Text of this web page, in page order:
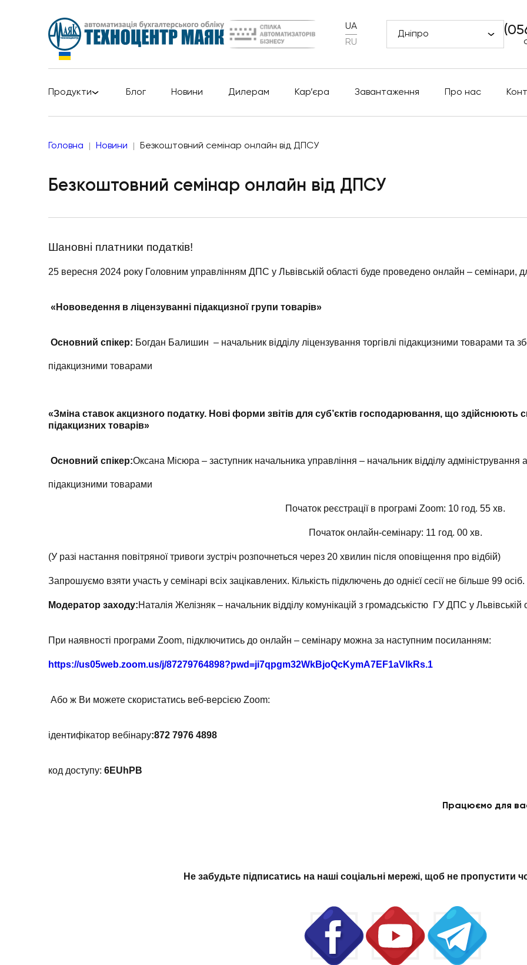
UA
RU
Дніпро
Продукти Блог Новини Дилерам Кар’єра Завантаження Про нас
Головна Новини Безкоштовний семінар онлайн від ДПСУ
Безкоштовний семінар онлайн від ДПСУ
Шановні платники податків!
25 вересня 2024 року Головним управлінням ДПС у Львівській області буде проведено онлайн – семінари,
«Нововедення в ліцензуванні підакцизної групи товарів»
Основний спікер: Богдан Балишин – начальник відділу ліцензування торгівлі підакцизними товарами та
підакцизними товарами
«Зміна ставок акцизного податку. Нові форми звітів для суб’єктів господарювання, що здійснюють
підакцизних товарів»
Основний спікер:Оксана Місюра – заступник начальника управління – начальник відділу адміністрування
підакцизними товарами
Початок реєстрації в програмі Zoom: 10 год. 55 хв.
Початок онлайн-семінару: 11 год. 00 хв.
(У разі настання повітряної тривоги зустріч розпочнеться через 20 хвилин після оповіщення про відбій)
Запрошуємо взяти участь у семінарі всіх зацікавлених. Кількість підключень до однієї сесії не більше 99 осіб.
Модератор заходу:Наталія Желізняк – начальник відділу комунікацій з громадськістю ГУ ДПС у Львівській
При наявності програми Zoom, підключитись до онлайн – семінару можна за наступним посиланням:
https://us05web.zoom.us/j/87279764898?pwd=ji7qpgm32WkBjoQcKymA7EF1aVlkRs.1
Або ж Ви можете скористатись веб-версією Zoom:
ідентифікатор вебінару:872 7976 4898
код доступу: 6EUhPB
Працюємо для
Не забудьте підписатись на наші соціальні мережі, щоб не пропустити